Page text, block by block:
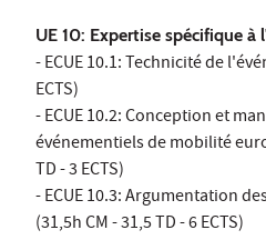
UE 10: Expertise spécifique à
- ECUE 10.1: Technicité de
ECTS)
- ECUE 10.2: Conception et
événementiels de mobilité
TD - 3 ECTS)
- ECUE 10.3: Argumentation
(31,5h CM - 31,5 TD - 6 ECTS)